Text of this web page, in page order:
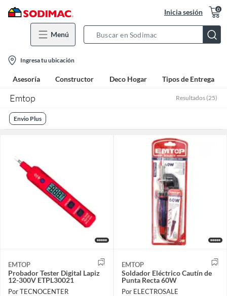
Inicia sesión 0
Menú
Bar
location-
icon
Ingresa tu ubicación
Asesoría Constructor Deco Hogar Tipos de Entrega
Emtop Resultados (25)
Envio Plus
EMTOP
Probador Tester Digital Lapiz
12-300V ETPL30021
Por TECNOCENTER
EMTOP
Soldador Eléctrico Cautín de
Punta Recta 60W
Por ELECTROSALE